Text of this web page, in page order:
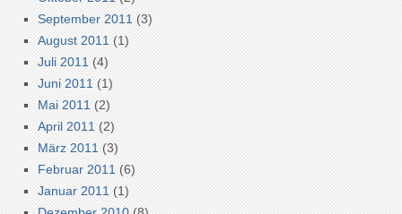
September 2011 (3)
August 2011 (1)
Juli 2011 (4)
Juni 2011 (1)
Mai 2011 (2)
April 2011 (2)
März 2011 (3)
Februar 2011 (6)
Januar 2011 (1)